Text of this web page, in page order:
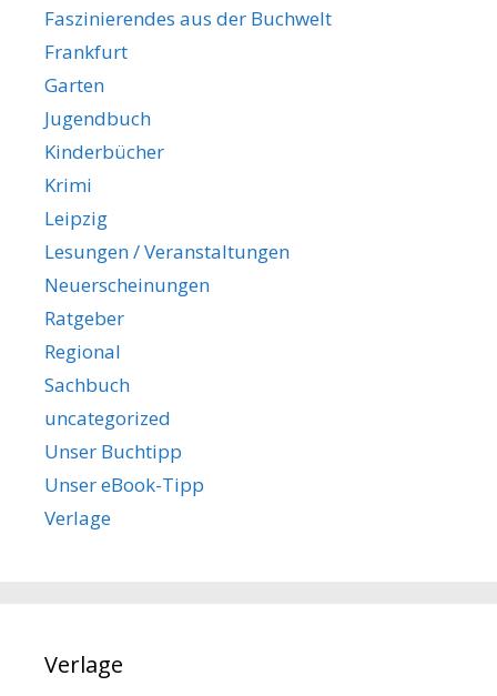
Faszinierendes aus der Buchwelt
Frankfurt
Garten
Jugendbuch
Kinderbücher
Krimi
Leipzig
Lesungen / Veranstaltungen
Neuerscheinungen
Ratgeber
Regional
Sachbuch
uncategorized
Unser Buchtipp
Unser eBook-Tipp
Verlage
Verlage